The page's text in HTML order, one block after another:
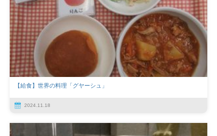
【給食】世界の料理「グヤーシュ」
2024.11.18